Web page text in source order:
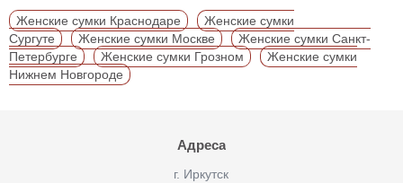
Женские сумки Краснодаре
Женские сумки
Сургуте
Женские сумки Москве
Женские сумки Санкт-
Петербурге
Женские сумки Грозном
Женские сумки
Нижнем Новгороде
Адреса
г. Иркутск